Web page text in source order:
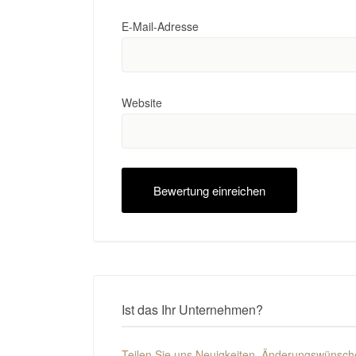
E-Mail-Adresse
Website
Ist das Ihr Unternehmen?